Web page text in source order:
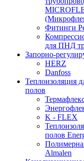
Фитинги
для ПНД
Запорно-
HERZ
Danfoss
Теплоизоляция
полов
K - FLEX
полов
Almalen